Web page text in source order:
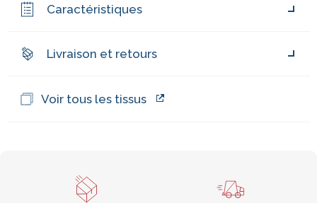
Caractéristiques
Livraison et retours
Voir tous les tissus